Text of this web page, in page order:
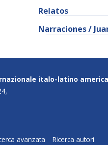
Relatos
Narraciones /
italo-latino
avanzata Ricerca autori